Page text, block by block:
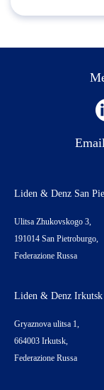
Liden & Denz San
Ulitsa Zhukovskogo 3,
191014 San Pietroburgo,
Federazione Russa
Liden & Denz Irkutsk
Gryaznova ulitsa 1,
664003 Irkutsk,
Federazione Russa